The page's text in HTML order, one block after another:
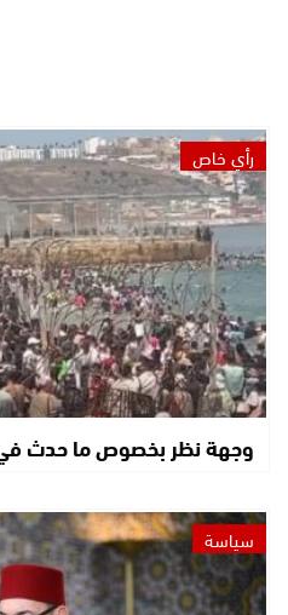
رأي خاص
وجهة نظر بخصوص ما حدث
سياسة